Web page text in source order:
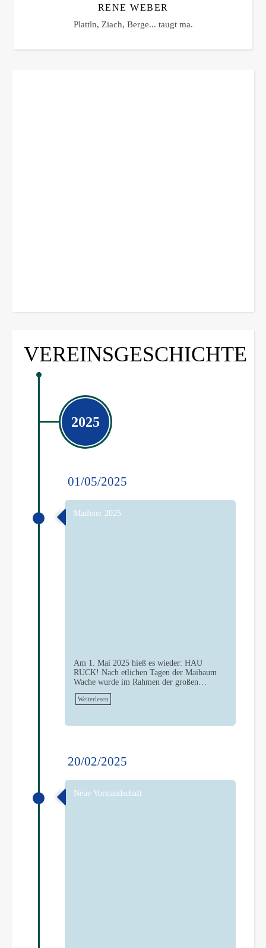
RENE WEBER
Plattln, Ziach, Berge... taugt ma.
VEREINSGESCHICHTE
2025
01/05/2025
Maifeier 2025
Am 1. Mai 2025 hieß es wieder: HAU
RUCK! Nach etlichen Tagen der Maibaum
Wache wurde im Rahmen der großen…
Weiterlesen
20/02/2025
Neue Vorstandschaft